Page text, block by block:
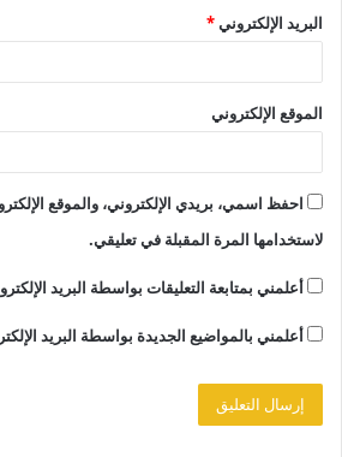
البريد الإلكتروني*
الموقع الإلكتروني
احفظ اسمي، بريدي الإلكتروني، والموقع
لاستخدامها المرة المقبلة في تعليقي.
أعلمني بمتابعة التعليقات بواسطة البريد
أعلمني بالمواضيع الجديدة بواسطة البريد